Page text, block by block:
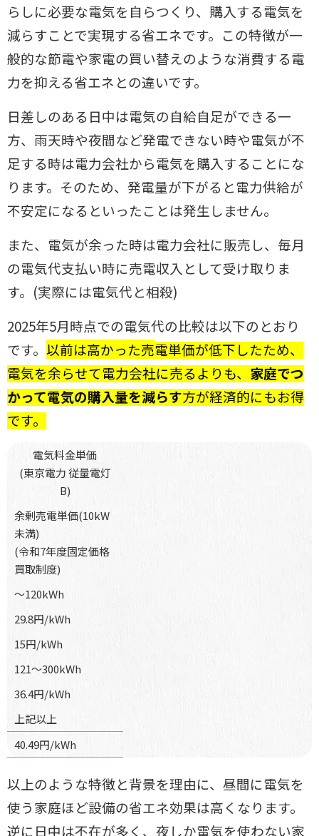
らしに必要な電気を自らつ くり、購入する電気を
減らすことで実現する省エネです。この特徴が一
般的な節電や家電の買い替えのような消費する電
力を抑える省エネとの違いです。
日差しのある日中は電気の自給自足ができる一
方、雨天時や夜間など発電できない時や電気が不
足する時は電力会社から電気を購入することにな
り ます。そのため、発電量が下がると電力供給が
不安定になるといったことは発生しません。
また、電気が余った時は電力会社に販売し、毎月
の電気代支払い時に売電収入として受け取りま
す。(実際には電気代と相殺)
2025年5月時点での電気代の比較は以下のとおり
です。 以前は高かった売電単価が低下したため、
電気を余らせて電力会社に売るよりも、 家庭でつ
かって電気の購入量を減らす方が経済的にもお得
です。
電気料金単価
(東京電力 従量電灯
B)
余剰売電単価(10kW
未満)
(令和7年度固定価格
買取制度)
〜120kWh
29.8円/kWh
15円/kWh
121〜300kWh
36.4円/kWh
上記以上
40.49円/kWh
以上のような特徴と背景を理由に、昼間に電気を
使う家庭ほど設備の省エネ効果は高くなります。
逆に日中は不在が多く、夜しか電気を使わない家